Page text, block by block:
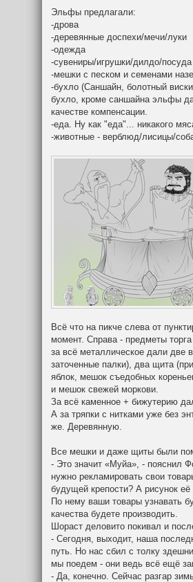
Эльфы предлагали:
-дрова
-деревянные доспехи/мечи/луки
-одежда
-сувениры/игрушки/дилдо/посуда
-мешки с песком и семенами
-бухло (Саншайн, болотный
бухло, кроме саншайна эльфы
качестве компенсации.
-еда. Ну как "еда"... никакого
-животные - верблюд/лисицы/
Всё что на пикче слева от
момент. Справа - предметы
за всё металлическое дали две
заточенные палки), два щита
яблок, мешок съедобных
и мешок свежей моркови.
За всё каменное + бижутерию
А за тряпки с нитками уже без
же. Деревянную.
Все мешки и даже щиты были
- Это значит «Муйа», - пояснил
нужно рекламировать свои
будущей крепости? А рисунок
По нему ваши товары узнавать
качества будете производить.
Шораст деловито покивал и
- Сегодня, выходит, наша
путь. Но нас сбил с толку
мы поедем - они ведь всё ещё
- Да, конечно. Сейчас разгар